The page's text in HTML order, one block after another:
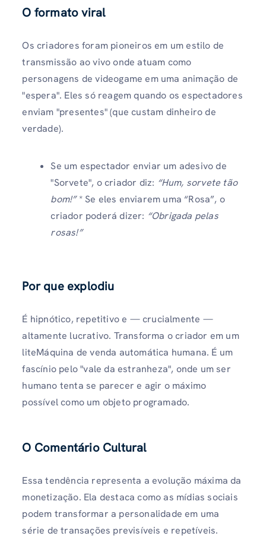
O formato viral
Os criadores foram pioneiros em um estilo de
transmissão ao vivo onde atuam como
personagens de videogame em uma animação de
"espera". Eles só reagem quando os espectadores
enviam "presentes" (que custam dinheiro de
verdade).
Se um espectador enviar um adesivo de
"Sorvete", o criador diz: “Hum, sorvete tão
bom!”* Se eles enviarem uma “Rosa”, o
criador poderá dizer: “Obrigada pelas
rosas!”
Por que explodiu
É hipnótico, repetitivo e — crucialmente —
altamente lucrativo. Transforma o criador em um
liteMáquina de venda automática humana. É um
fascínio pelo "vale da estranheza", onde um ser
humano tenta se parecer e agir o máximo
possível como um objeto programado.
O Comentário Cultural
Essa tendência representa a evolução máxima da
monetização. Ela destaca como as mídias sociais
podem transformar a personalidade em uma
série de transações previsíveis e repetíveis.